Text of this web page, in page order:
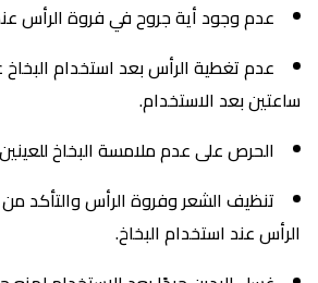
عدم وجود أية جروح في فروة الرأس
عدم تغطية الرأس بعد استخدام
ساعتين بعد الاستخدام.
الحرص على عدم ملامسة البخاخ
تنظيف الشعر وفروة الرأس والتأكد
الرأس عند استخدام البخاخ.